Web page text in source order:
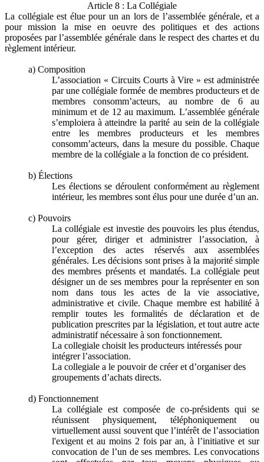
Article 8 : La Collégiale
La collégiale est élue pour un an lors de l’assemblée générale, et a
pour mission la mise en oeuvre des politiques et des actions
proposées par l’assemblée générale dans le respect des chartes et du
règlement intérieur.
a) Composition
L’association « Circuits Courts à Vire » est administrée
par une collégiale formée de membres producteurs et de
membres consomm’acteurs, au nombre de 6 au
minimum et de 12 au maximum. L’assemblée générale
s’emploiera à atteindre la parité au sein de la collégiale
entre les membres producteurs et les membres
consomm’acteurs, dans la mesure du possible. Chaque
membre de la collégiale a la fonction de co président.
b) Élections
Les élections se déroulent conformément au règlement
intérieur, les membres sont élus pour une durée d’un an.
c) Pouvoirs
La collégiale est investie des pouvoirs les plus étendus,
pour gérer, diriger et administrer l’association, à
l’exception des actes réservés aux assemblées
générales. Les décisions sont prises à la majorité simple
des membres présents et mandatés. La collégiale peut
désigner un de ses membres pour la représenter en son
nom dans tous les actes de la vie associative,
administrative et civile. Chaque membre est habilité à
remplir toutes les formalités de déclaration et de
publication prescrites par la législation, et tout autre acte
administratif nécessaire à son fonctionnement.
La collegiale choisit les producteurs intéressés pour
intégrer l’association.
La collegiale a le pouvoir de créer et d’organiser des
groupements d’achats directs.
d) Fonctionnement
La collégiale est composée de co-présidents qui se
réunissent physiquement, téléphoniquement ou
virtuellement aussi souvent que l’intérêt de l’association
l'exigent et au moins 2 fois par an, à l’initiative et sur
convocation de l’un de ses membres. Les convocations